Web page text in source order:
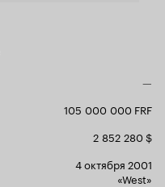
—
105 000 000 FRF
2 852 280 $
4 октября 2001
«West»